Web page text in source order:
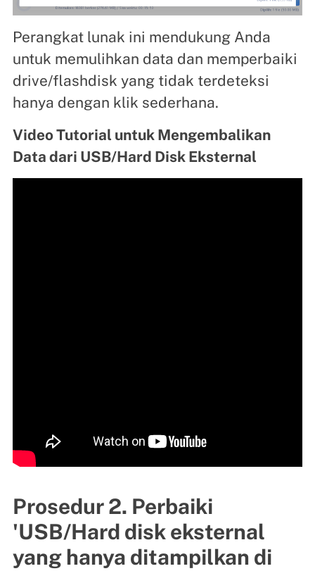
Perangkat lunak ini mendukung Anda
untuk memulihkan data dan memperbaiki
drive/flashdisk yang tidak terdeteksi
hanya dengan klik sederhana.
Video Tutorial untuk Mengembalikan
Data dari USB/Hard Disk Eksternal
Prosedur 2. Perbaiki
'USB/Hard disk eksternal
yang hanya ditampilkan di